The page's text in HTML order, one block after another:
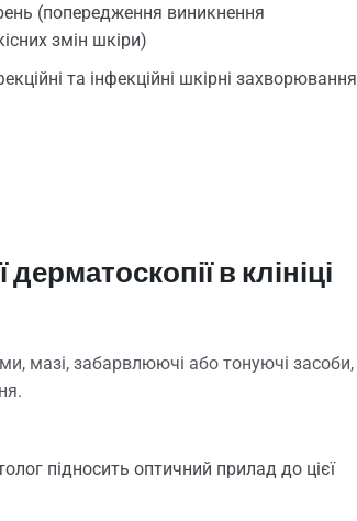
(попередження виникнення
змін шкіри)
та інфекційні шкірні захворювання
в клініці
мазі, забарвлюючі або тонуючі засоби,
підносить оптичний прилад до цієї